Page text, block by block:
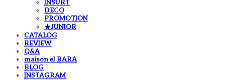
INSURT
DECO
PROMOTION
★JUNIOR
CATALOG
REVIEW
Q&A
maison el BARA
BLOG
INSTAGRAM